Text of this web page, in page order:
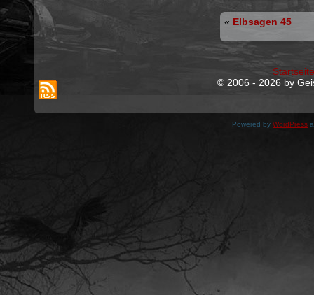
« Elbsagen 45
Startseite
© 2006 - 2026 by
Powered by WordPress